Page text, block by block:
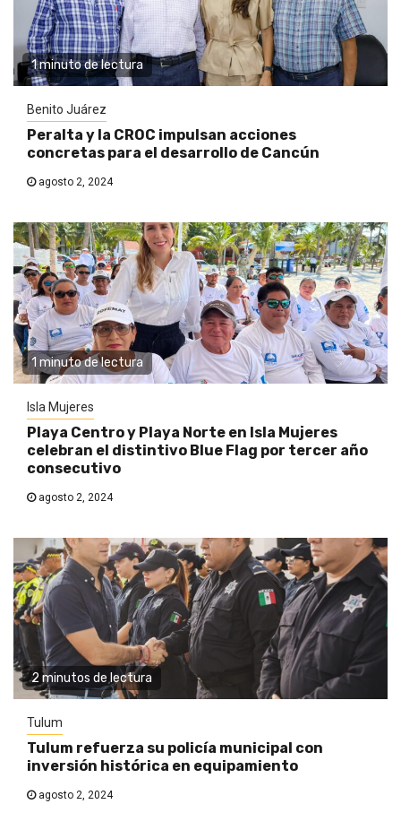
1 minuto de lectura
Benito Juárez
Peralta y la CROC impulsan acciones
concretas para el desarrollo de Cancún
agosto 2, 2024
1 minuto de lectura
Isla Mujeres
Playa Centro y Playa Norte en Isla Mujeres
celebran el distintivo Blue Flag por tercer año
consecutivo
agosto 2, 2024
2 minutos de lectura
Tulum
Tulum refuerza su policía municipal con
inversión histórica en equipamiento
agosto 2, 2024